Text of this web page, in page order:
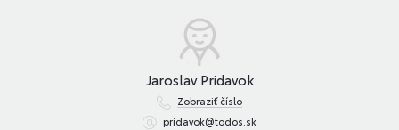
Jaroslav Pridavok
Zobraziť číslo
pridavok@todos.sk